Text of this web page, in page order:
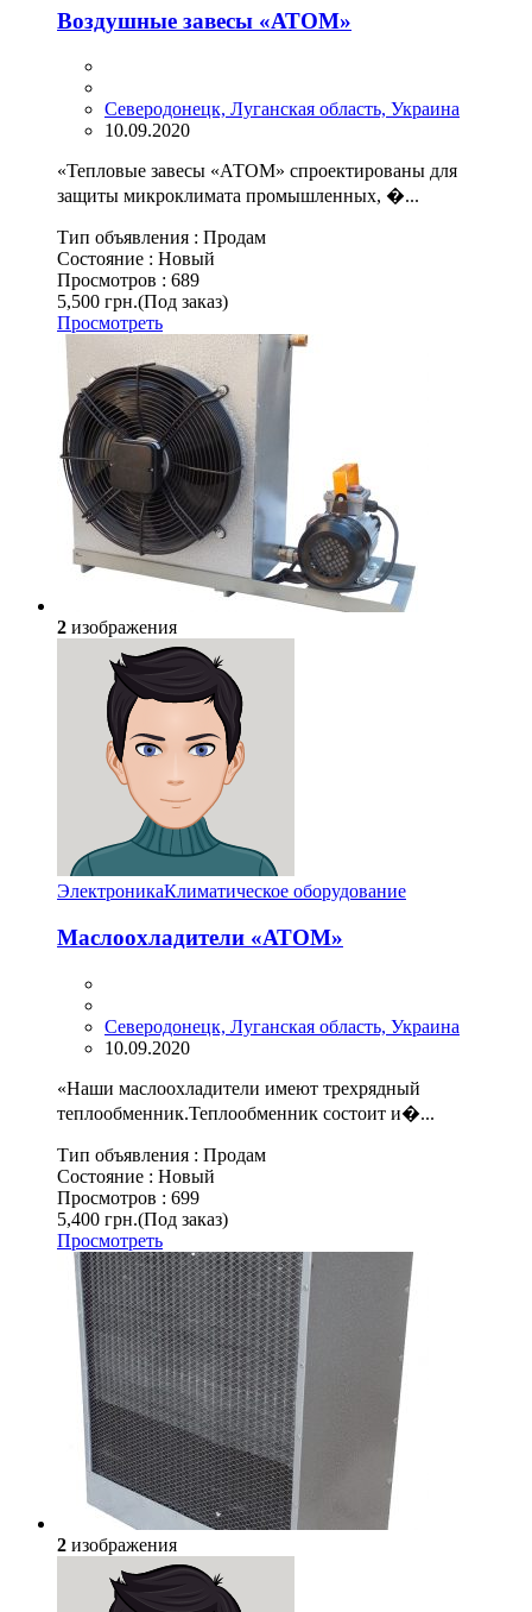
Воздушные завесы «АТОМ»
Северодонецк, Луганская область, Украина
10.09.2020
«Тепловые завесы «АТОМ» спроектированы для
защиты микроклимата промышленных, �...
Тип объявления : Продам
Состояние : Новый
Просмотров : 689
5,500 грн.(Под заказ)
Просмотреть
2 изображения
ЭлектроникаКлиматическое оборудование
Маслоохладители «АТОМ»
Северодонецк, Луганская область, Украина
10.09.2020
«Наши маслоохладители имеют трехрядный
теплообменник.Теплообменник состоит и�...
Тип объявления : Продам
Состояние : Новый
Просмотров : 699
5,400 грн.(Под заказ)
Просмотреть
2 изображения